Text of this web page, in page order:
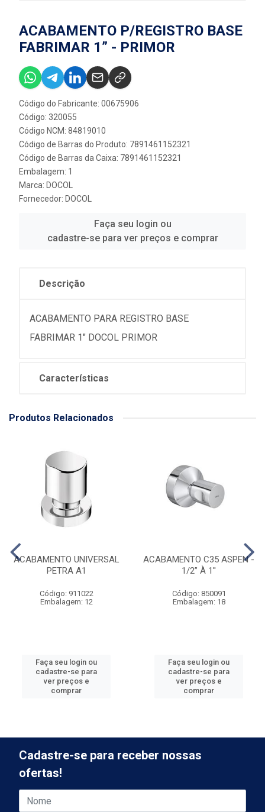
ACABAMENTO P/REGISTRO BASE
FABRIMAR 1” - PRIMOR
Código do Fabricante: 00675906
Código: 320055
Código NCM: 84819010
Código de Barras do Produto: 7891461152321
Código de Barras da Caixa: 7891461152321
Embalagem: 1
Marca: DOCOL
Fornecedor: DOCOL
Faça seu login ou
cadastre-se para ver preços e comprar
Descrição
ACABAMENTO PARA REGISTRO BASE
FABRIMAR 1" DOCOL PRIMOR
Características
Produtos Relacionados
ACABAMENTO UNIVERSAL
PETRA A1
Código: 911022
Embalagem: 12
Faça seu login ou
cadastre-se para
ver preços e
comprar
ACABAMENTO C35 ASPEN -
1/2” À 1''
Código: 850091
Embalagem: 18
Faça seu login ou
cadastre-se para
ver preços e
comprar
Cadastre-se para receber nossas
ofertas!